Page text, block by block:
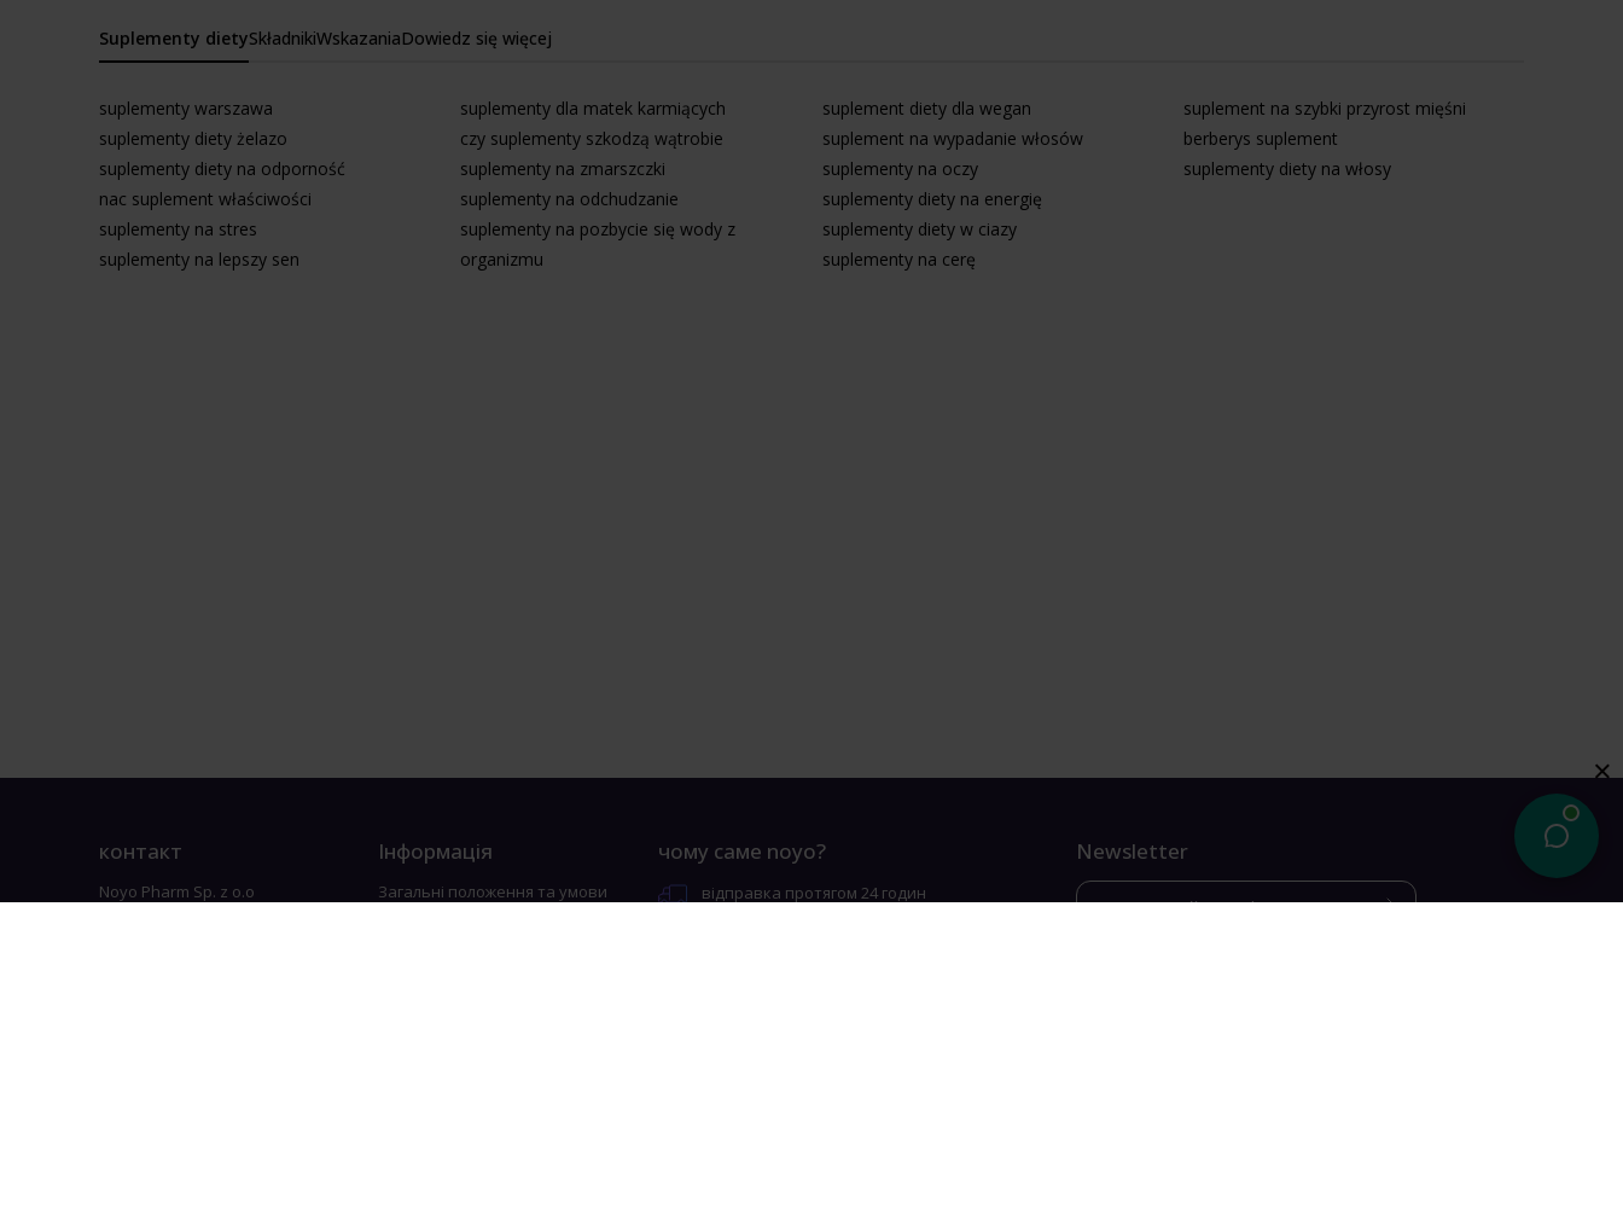
Suplementy dietySkładnikiWskazaniaDowiedz się więcej
suplementy warszawa
suplementy diety żelazo
suplementy diety na odporność
nac suplement właściwości
suplementy na stres
suplementy na lepszy sen
suplementy dla matek karmiących
czy suplementy szkodzą wątrobie
suplementy na zmarszczki
suplementy na odchudzanie
suplementy na pozbycie się wody z
organizmu
suplement diety dla wegan
suplement na wypadanie włosów
suplementy na oczy
suplementy diety na energię
suplementy diety w ciazy
suplementy na cerę
suplement na szybki przyrost mięśni
berberys suplement
suplementy diety na włosy
контакт
Noyo Pharm Sp. z o.o
Інформація
Загальні положення та умови
чому саме noyo?
відправка протягом 24 годин
Newsletter